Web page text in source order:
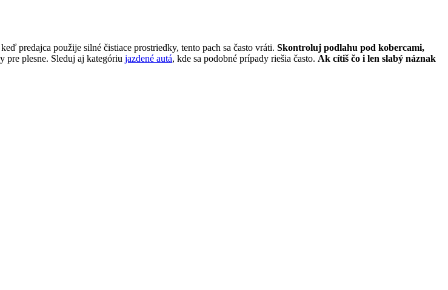
predajca použije silné čistiace prostriedky, tento pach sa často vráti. Skontroluj podlahu pod kobercami,
pre plesne. Sleduj aj kategóriu jazdené autá, kde sa podobné prípady riešia často. Ak cítiš čo i len slabý náznak